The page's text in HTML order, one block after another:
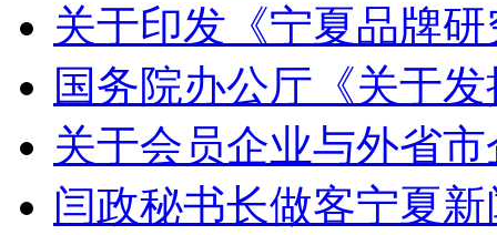
关于印发《宁夏品牌研
国务院办公厅《关于发
关于会员企业与外省市
闫政秘书长做客宁夏新